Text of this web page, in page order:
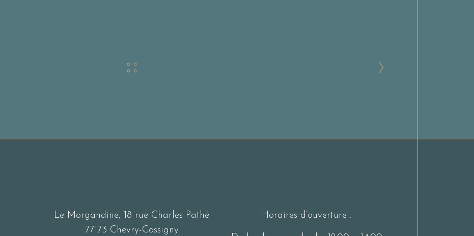
Le Morgandine, 18 rue Charles Pathé
77173 Chevry-Cossigny
Horaires d’ouverture :